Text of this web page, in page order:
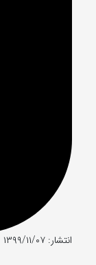
انتشار: ۱۳۹۹/۱۱/۰۷